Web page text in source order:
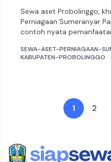
Sewa aset Probolinggo,
Perniagaan Sumeranyar
contoh nyata
SEWA-ASET-PERNIAGAAN-
KABUPATEN-PROBOLINGGO
1 2